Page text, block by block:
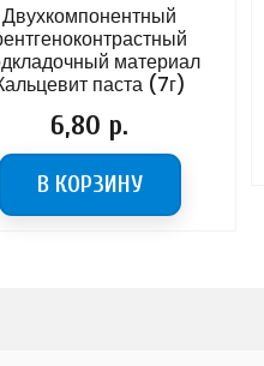
Двухкомпонентный
материал
паста (7г)
Цена
6,80 р.
В КОРЗИНУ